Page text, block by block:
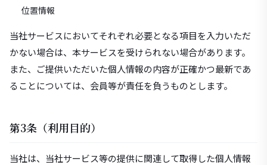
位置情報
当社サービスにおいてそれぞれ必要となる項目を入力いただ
かない場合は、本サービスを受けられない場合があります。
また、ご提供いただいた個人情報の内容が正確かつ最新であ
ることについては、会員等が責任を負うものとします。
第3条（利用目的）
当社は、当社サービス等の提供に関連して取得した個人情報